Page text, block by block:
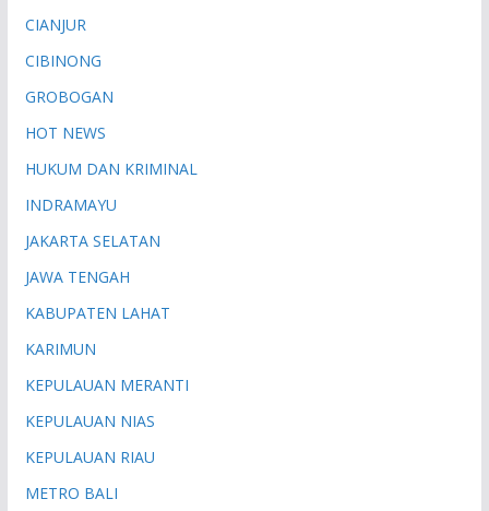
CIANJUR
CIBINONG
GROBOGAN
HOT NEWS
HUKUM DAN KRIMINAL
INDRAMAYU
JAKARTA SELATAN
JAWA TENGAH
KABUPATEN LAHAT
KARIMUN
KEPULAUAN MERANTI
KEPULAUAN NIAS
KEPULAUAN RIAU
METRO BALI